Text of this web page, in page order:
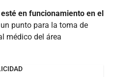
en funcionamiento en el
un punto para la toma de
médico del área